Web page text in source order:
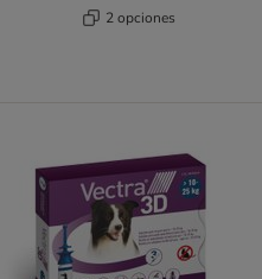
2 opciones